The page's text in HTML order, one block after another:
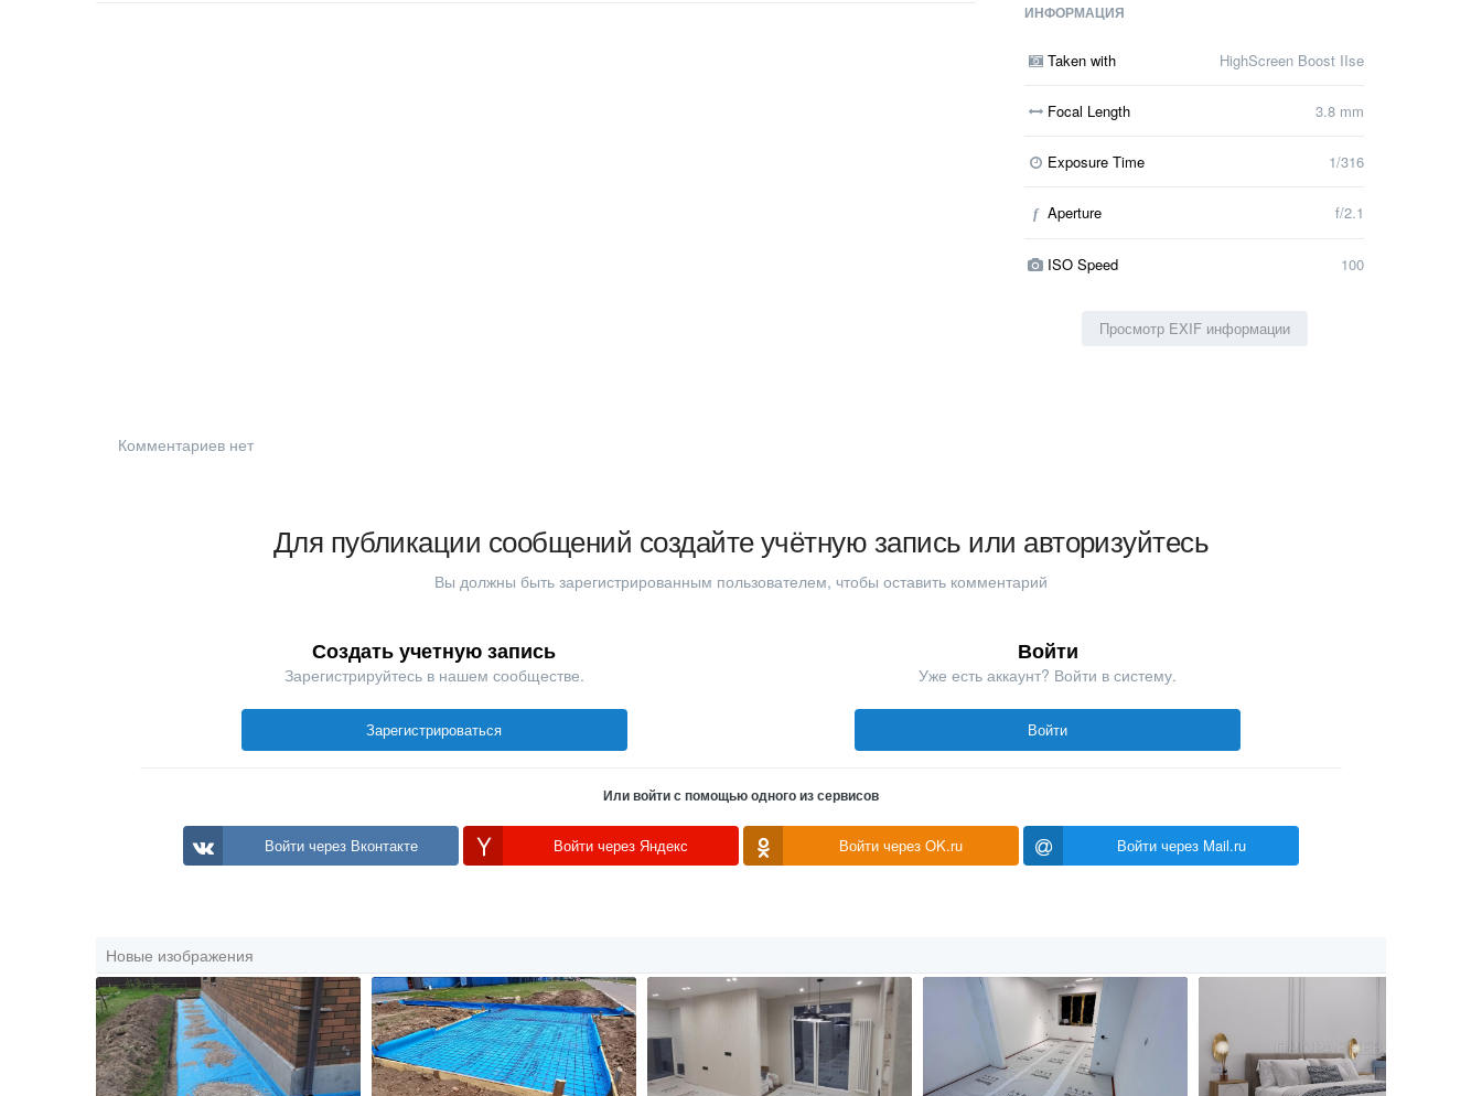
ИНФОРМАЦИЯ
Taken with HighScreen Boost IIse
Focal Length 3.8 mm
Exposure Time 1/316
f Aperture f/2.1
ISO Speed 100
Просмотр EXIF информации
Комментариев нет
Для публикации сообщений создайте учётную запись или авторизуйтесь
Вы должны быть зарегистрированным пользователем, чтобы оставить комментарий
Создать учетную запись
Зарегистрируйтесь в нашем сообществе.
Зарегистрироваться
Войти
Уже есть аккаунт? Войти в систему.
Войти
Или войти с помощью одного из сервисов
Войти через Вконтакте Войти через Яндекс Войти через OK.ru Войти через Mail.ru
Новые изображения